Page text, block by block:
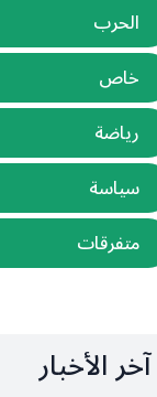
الحرب
خاص
رياضة
سياسة
متفرقات
آخر الأخبار